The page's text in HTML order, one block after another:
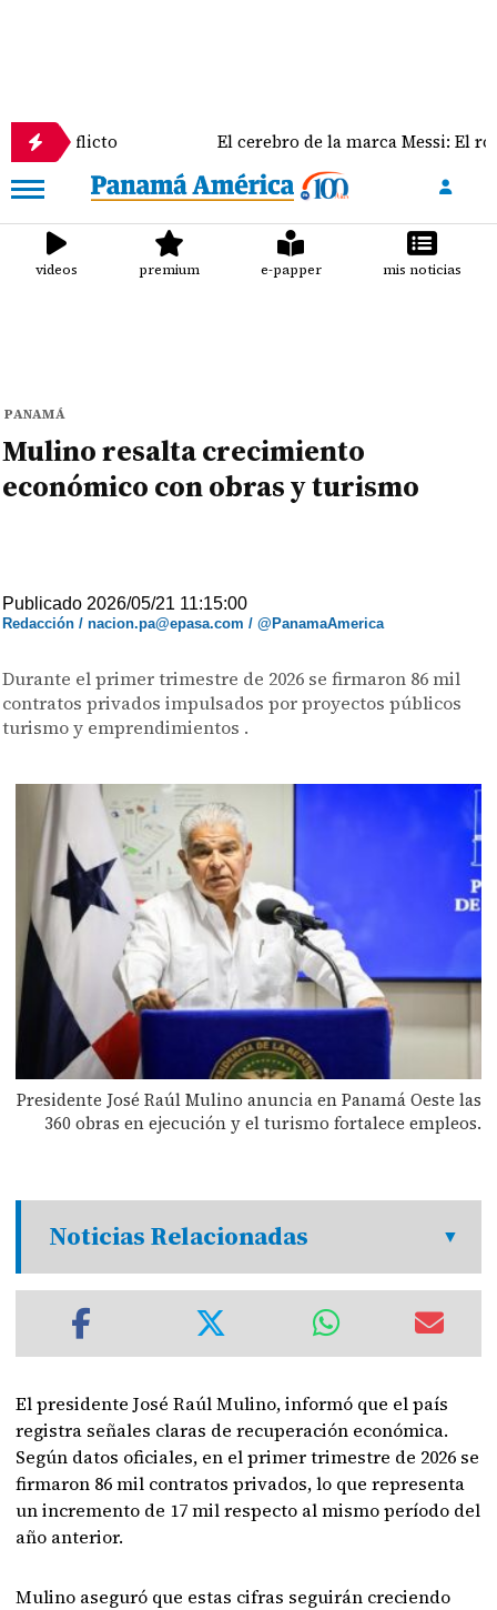
El cerebro de la marca Messi: El rol clave
videos premium e-papper mis noticias
PANAMÁ
Mulino resalta crecimiento
económico con obras y turismo
Publicado 2026/05/21 11:15:00
Redacción / nacion.pa@epasa.com / @PanamaAmerica
Durante el primer trimestre de 2026 se firmaron 86 mil
contratos privados impulsados por proyectos públicos
turismo y emprendimientos .
Presidente José Raúl Mulino anuncia en Panamá Oeste las
360 obras en ejecución y el turismo fortalece empleos.
Noticias Relacionadas
El presidente José Raúl Mulino, informó que el país
registra señales claras de recuperación económica.
Según datos oficiales, en el primer trimestre de 2026 se
firmaron 86 mil contratos privados, lo que representa
un incremento de 17 mil respecto al mismo período del
año anterior.
Mulino aseguró que estas cifras seguirán creciendo